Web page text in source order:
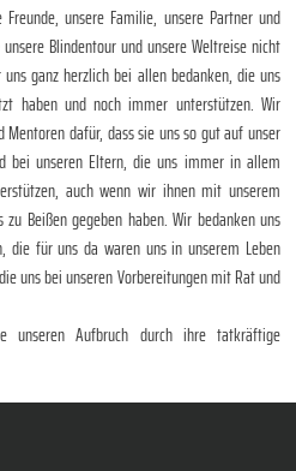
unsere Familie, unsere Partner und
Blindentour und unsere Weltreise nicht
ganz herzlich bei allen bedanken, die uns
haben und noch immer unterstützen. Wir
dafür, dass sie uns so gut auf unser
bei unseren Eltern, die uns immer in allem
auch wenn wir ihnen mit unserem
Beißen gegeben haben. Wir bedanken uns
die für uns da waren uns in unserem Leben
uns bei unseren Vorbereitungen mit Rat und
unseren Aufbruch durch ihre tatkräftige